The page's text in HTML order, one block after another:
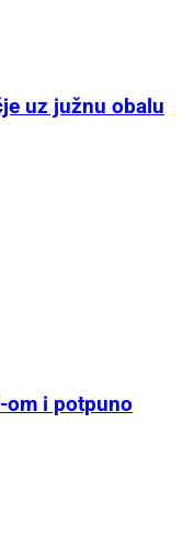
uz južnu obalu
om i potpuno